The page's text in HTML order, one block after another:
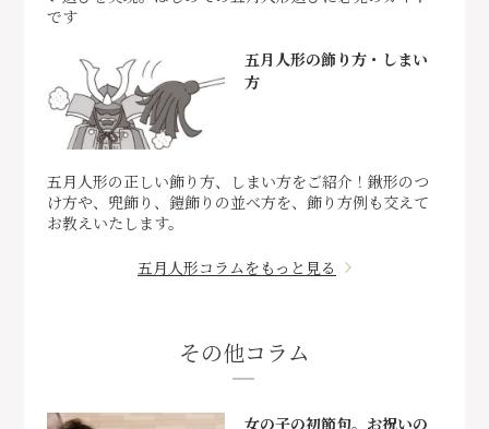
です
五月人形の飾り方・しまい
方
五月人形の正しい飾り方、しまい方をご紹介！鍬形のつ
け方や、兜飾り、鎧飾りの並べ方を、飾り方例も交えて
お教えいたします。
五月人形コラムをもっと見る
その他コラム
女の子の初節句。お祝いの